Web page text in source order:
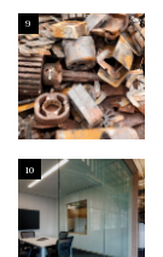
9
10